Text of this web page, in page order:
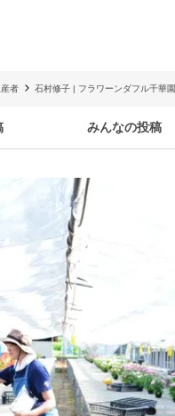
者 石村修子 | フラワーンダフル千華園
みんなの投稿